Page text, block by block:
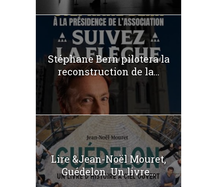
Stéphane Bern pilotera la
reconstruction de la...
Lire &Jean-Noël Mouret,
Guédelon. Un livre...